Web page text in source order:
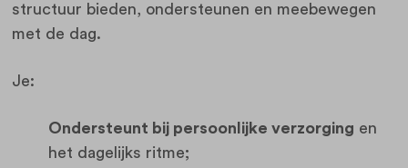
structuur bieden, ondersteunen en meebewegen
met de dag.
Je:
Ondersteunt bij persoonlijke verzorging en
het dagelijks ritme;